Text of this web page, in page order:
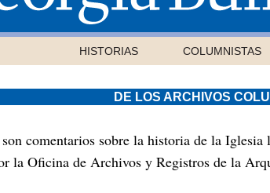
HISTORIAS COLUMNISTAS
DE LOS ARCHIVOS
comentarios sobre la historia de la
la Oficina de Archivos y Registros de la